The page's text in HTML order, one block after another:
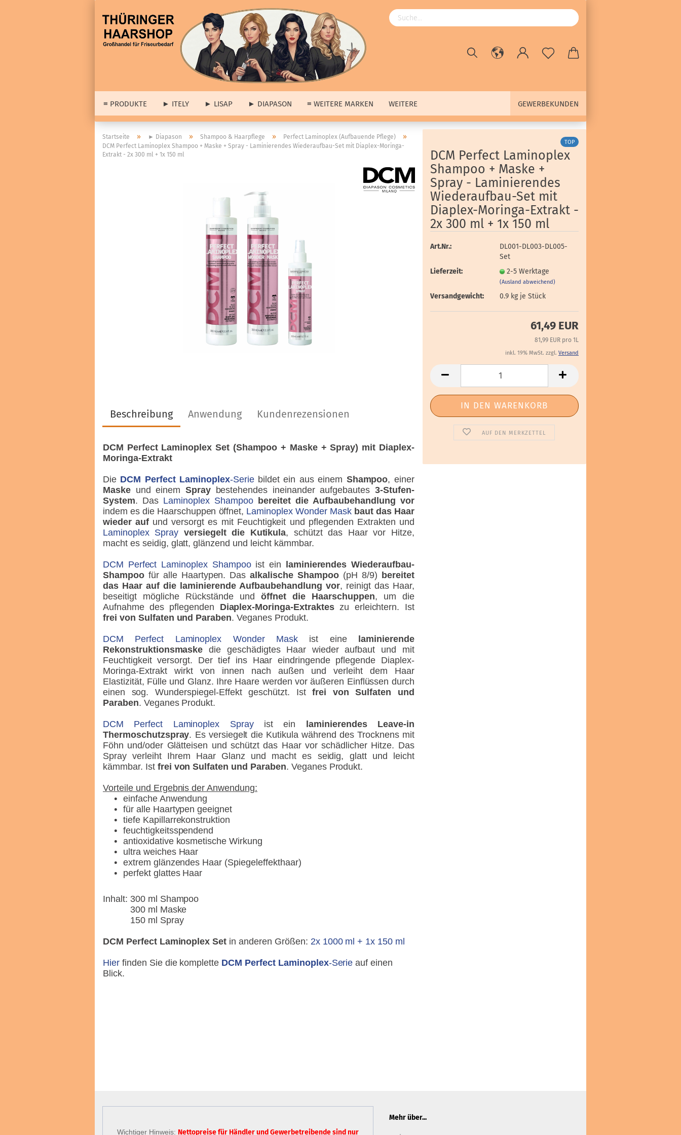
≡ PRODUKTE ► ITELY ► LISAP ► DIAPASON ≡ WEITERE MARKEN GEWERBEKUNDEN
WEITERE
► Angeboteanzeigen
Abverkauf
≡ Über uns anzeigen
Unsere Marken
Unsere Hausmarke
Startseite » ► Diapason » Shampoo & Haarpflege » Perfect Laminoplex (Aufbauende Pflege) »
DCM Perfect Laminoplex Shampoo + Maske + Spray - Laminierendes Wiederaufbau-Set mit Diaplex-Moringa-
Extrakt - 2x 300 ml + 1x 150 ml
TOP
DCM Perfect Laminoplex
Shampoo + Maske +
Spray - Laminierendes
Wiederaufbau-Set mit
Diaplex-Moringa-Extrakt -
2x 300 ml + 1x 150 ml
Art.Nr.:
DL001-DL003-DL005-
Set
Lieferzeit:
2-5 Werktage
(Ausland abweichend)
Versandgewicht: 0.9kg je Stück
61,49 EUR
81,99 EUR pro 1L
inkl. 19% MwSt. zzgl. Versand
AUF DEN MERKZETTEL
Beschreibung Anwendung Kundenrezensionen
DCM Perfect Laminoplex Set (Shampoo + Maske + Spray) mit Diaplex-
Moringa-Extrakt
Die DCM Perfect Laminoplex-Seriebildet ein aus einem Shampoo, einer
Maskeund einem Spraybestehendes ineinander aufgebautes 3-Stufen-
System. Das Laminoplex Shampoo
bereitet die Aufbaubehandlung vor
indem es die Haarschuppen öffnet, Laminoplex Wonder Mask baut das Haar
wieder aufund versorgt es mit Feuchtigkeit und pflegenden Extrakten und
Laminoplex Spray versiegelt die Kutikula, schützt das Haar vor Hitze,
macht es seidig, glatt, glänzend und leicht kämmbar.
DCM Perfect Laminoplex Shampooist ein
laminierendes Wiederaufbau-
Shampoofür alle Haartypen. Dasalkalische Shampoo(pH 8/9) bereitet
das Haar auf die laminierende Aufbaubehandlung vor, reinigt das Haar,
beseitigt mögliche Rückstände und öffnet die Haarschuppen, um die
Aufnahme des pflegenden Diaplex-Moringa-Extrakteszu erleichtern. Ist
frei von Sulfaten und Paraben. Veganes Produkt.
DCM Perfect Laminoplex Wonder Maskist eine
laminierende
Rekonstruktionsmaske die geschädigtes Haar wieder aufbaut und mit
Feuchtigkeit versorgt. Der tief ins Haar eindringende pflegende Diaplex-
Moringa-Extrakt wirkt von innen nach außen und verleiht dem Haar
Elastizität, Fülle und Glanz. Ihre Haare werden vor äußeren Einflüssen durch
einen sog. Wunderspiegel-Effekt geschützt. Istfrei von Sulfaten und
Paraben. Veganes Produkt.
DCM Perfect Laminoplex Sprayist ein
laminierendes Leave-in
Thermoschutzspray. Es versiegelt die Kutikula während des Trocknens mit
Föhn und/oder Glätteisen und schützt das Haar vor schädlicher Hitze. Das
Spray verleiht Ihrem Haar Glanz und macht es seidig, glatt und leicht
kämmbar. Ist frei von Sulfaten und Paraben. Veganes Produkt.
Vorteile und Ergebnis der Anwendung:
einfache Anwendung
für alle Haartypen geeignet
tiefe Kapillarrekonstruktion
feuchtigkeitsspendend
antioxidative kosmetische Wirkung
ultra weiches Haar
extrem glänzendes Haar (Spiegeleffekthaar)
perfekt glattes Haar
Inhalt: 300 ml Shampoo
300 ml Maske
150 ml Spray
DCM Perfect Laminoplex Set in anderen Größen: 2x 1000 ml + 1x 150 ml
Hierfinden Sie die komplette DCM Perfect Laminoplex-Serie auf einen
Blick.
Wichtiger Hinweis: Nettopreise für Händler und Gewerbetreibende sind nur
Mehr über...